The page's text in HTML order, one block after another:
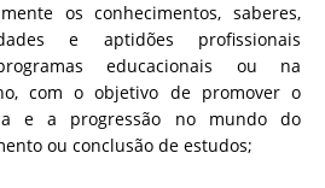
os conhecimentos, saberes,
e aptidões profissionais
educacionais ou na
com o objetivo de promover o
e a progressão no mundo do
ou conclusão de estudos;